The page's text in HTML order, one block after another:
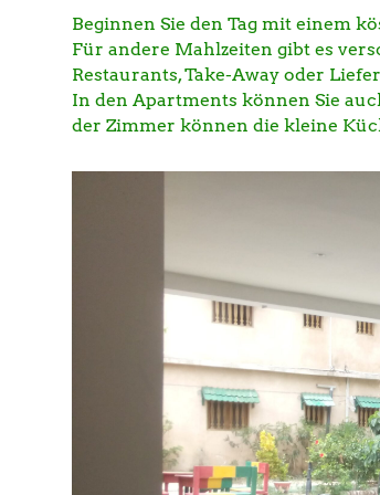
Beginnen Sie den Tag mit einem
Für andere Mahlzeiten gibt es
Restaurants, Take-Away oder
In den Apartments können Sie
der Zimmer können die kleine